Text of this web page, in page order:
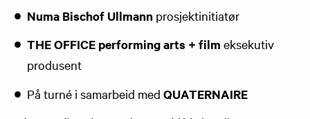
Numa Bischof Ullmann prosjektinitiatør
THE OFFICE performing arts + film eksekutiv
produsent
På turné i samarbeid med QUATERNAIRE